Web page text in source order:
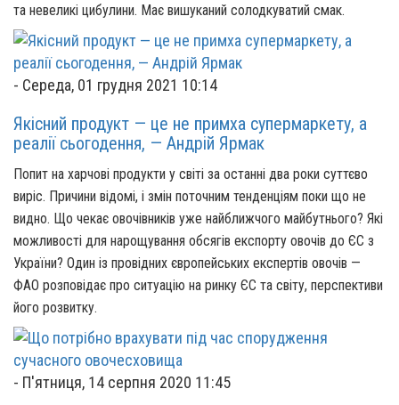
та невеликі цибулини. Має вишуканий солодкуватий смак.
- Середа, 01 грудня 2021 10:14
Якісний продукт — це не примха супермаркету, а
реалії сьогодення, — Андрій Ярмак
Попит на харчові продукти у світі за останні два роки суттєво
виріс. Причини відомі, і змін поточним тенденціям поки що не
видно. Що чекає овочівників уже найближчого майбутнього? Які
можливості для нарощування обсягів експорту овочів до ЄС з
України? Один із провідних європейських експертів овочів —
ФАО розповідає про ситуацію на ринку ЄС та світу, перспективи
його розвитку.
- П'ятниця, 14 серпня 2020 11:45